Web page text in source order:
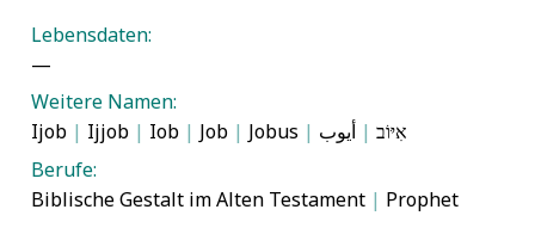
Lebensdaten:
—
Weitere Namen:
Ijob | Ijjob | Iob | Job | Jobus | אִיּוֹב | أيوب
Berufe:
Biblische Gestalt im Alten Testament | Prophet